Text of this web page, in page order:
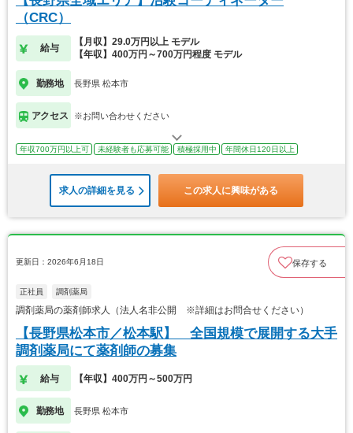
（CRC）
給与
【月収】29.0万円以上 モデル
【年収】400万円～700万円程度 モデル
勤務地 長野県 松本市
アクセス ※お問い合わせください
年収700万円以上可 未経験者も応募可能 積極採用中 年間休日120日以上
求人の詳細を見る この求人に興味がある
更新日：2026年6月18日 保存する
正社員 調剤薬局
調剤薬局の薬剤師求人（法人名非公開 ※詳細はお問合せください）
【長野県松本市／松本駅】 全国規模で展開する大手
調剤薬局にて薬剤師の募集
給与 【年収】400万円～500万円
勤務地 長野県 松本市